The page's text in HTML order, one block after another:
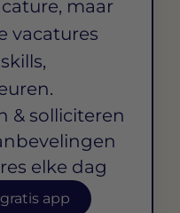
maar
vacatures
& solliciteren
elke dag
app